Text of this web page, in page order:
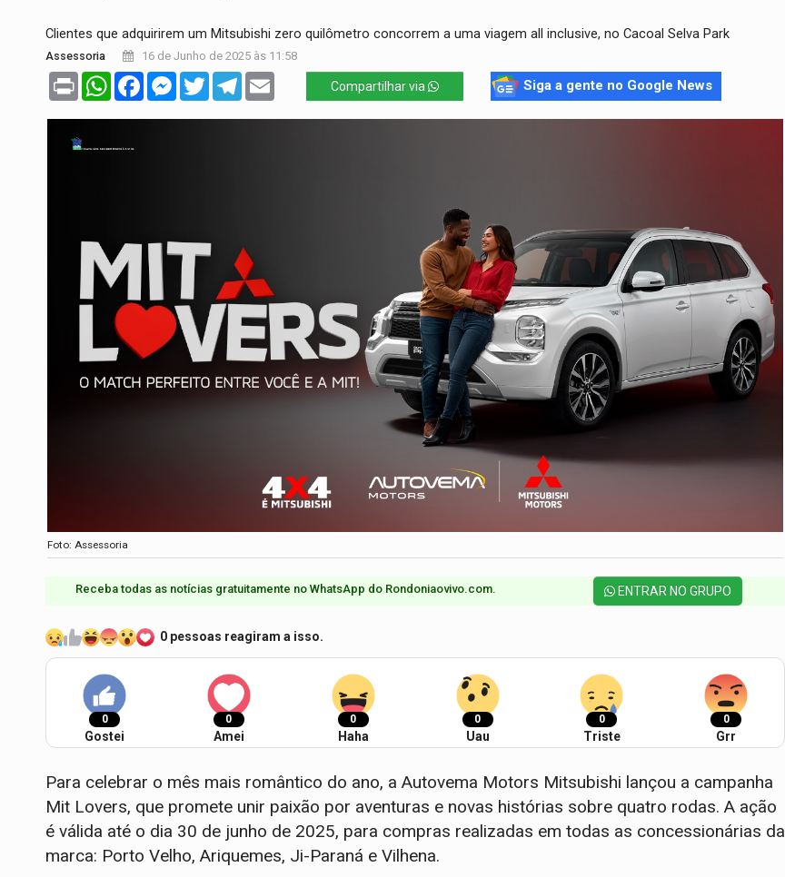
Clientes que adquirirem um Mitsubishi zero quilômetro concorrem a uma viagem all inclusive, no Cacoal Selva Park
Assessoria 16 de Junho de 2025 às 11:58
Print WhatsAppFacebookMessenger
TwitterTelegram Compartilhar via Siga a gente no Google News
Foto: Assessoria
Receba todas as notícias gratuitamente no WhatsApp do Rondoniaovivo.com.​ ENTRAR NO GRUPO
0 pessoas reagiram a isso.
0
Gostei
0
Amei
0
Haha
0
Uau
0
Triste
0
Grr
Para celebrar o mês mais romântico do ano, a Autovema Motors Mitsubishi lançou a campanha
Mit Lovers, que promete unir paixão por aventuras e novas histórias sobre quatro rodas. A ação
é válida até o dia 30 de junho de 2025, para compras realizadas em todas as concessionárias da
marca: Porto Velho, Ariquemes, Ji-Paraná e Vilhena.